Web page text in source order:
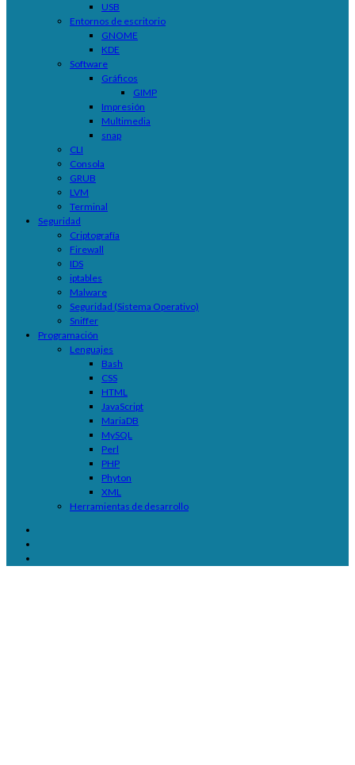
USB
Entornos de escritorio
GNOME
KDE
Software
Gráficos
GIMP
Impresión
Multimedia
snap
CLI
Consola
GRUB
LVM
Terminal
Seguridad
Criptografía
Firewall
IDS
iptables
Malware
Seguridad (Sistema Operativo)
Sniffer
Programación
Lenguajes
Bash
CSS
HTML
JavaScript
MariaDB
MySQL
Perl
PHP
Phyton
XML
Herramientas de desarrollo